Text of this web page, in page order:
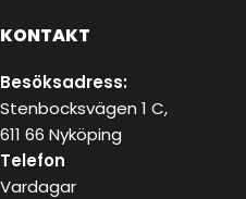
KONTAKT
Besöksadress:
Stenbocksvägen 1 C,
611 66 Nyköping
Telefon
Vardagar